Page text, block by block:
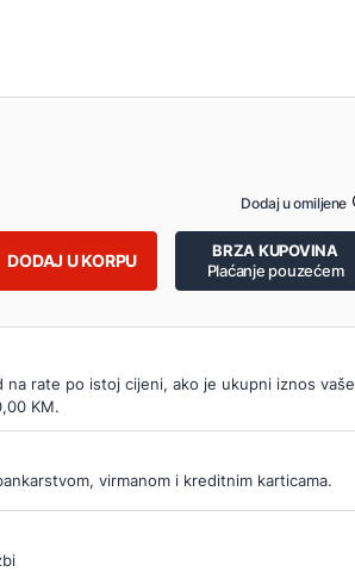
DODAJ U KORPU
BRZA KUPOVINA
Plaćanje pouzećem
Dodaj u omiljene
na rate po istoj cijeni, ako je ukupni iznos vaše
KM.
virmanom i kreditnim karticama.